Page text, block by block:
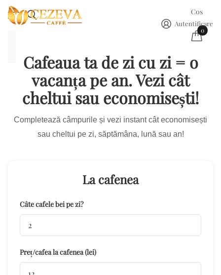
Autentificare
Cos
0
Cafeaua ta de zi cu zi = o
vacanța pe an. Vezi cât
cheltui sau economisești!
Completează câmpurile și vezi instant cât economisești
sau cheltui pe zi, săptămâna, lună sau an!
La cafenea
Câte cafele bei pe zi?
Preț/cafea la cafenea (lei)